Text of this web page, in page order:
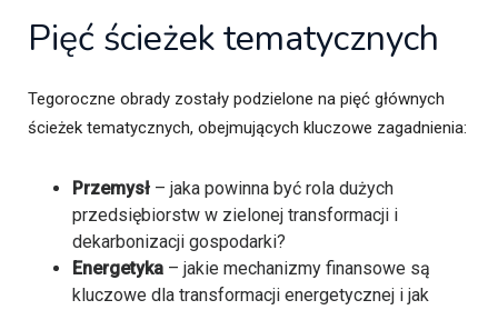
Pięć ścieżek tematycznych
Tegoroczne obrady zostały podzielone na pięć głównych
ścieżek tematycznych, obejmujących kluczowe zagadnienia:
Przemysł – jaka powinna być rola dużych
przedsiębiorstw w zielonej transformacji i
dekarbonizacji gospodarki?
Energetyka – jakie mechanizmy finansowe są
kluczowe dla transformacji energetycznej i jak